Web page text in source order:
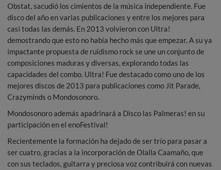
Obstat, sacudió los cimientos de la música independiente. Fue
disco del año en varias publicaciones y entre los mejores para
casi todas las demás. En 2013 volvieron con Ultra!
demostrando que esto no había hecho más que empezar. A su ya
impactante propuesta de ruidismo rock se une un conjunto de
composiciones maduras y diversas, explorando todas las
capacidades del combo. Ultra! Fue destacado como uno de los
mejores discos de 2013 para publicaciones como Jit Parade,
Crazyminds o Mondosonoro.
Mondosonoro además apadrinará a Disco las Palmeras! en su
participación en el enoFestival!
Recientemente la formación ha dejado de ser trío para pasar a
ser cuatro, gracias a la incorporación de Olalla Caamaño, que
con sus teclados, guitarra y preciosa voz contribuirá con nuevas